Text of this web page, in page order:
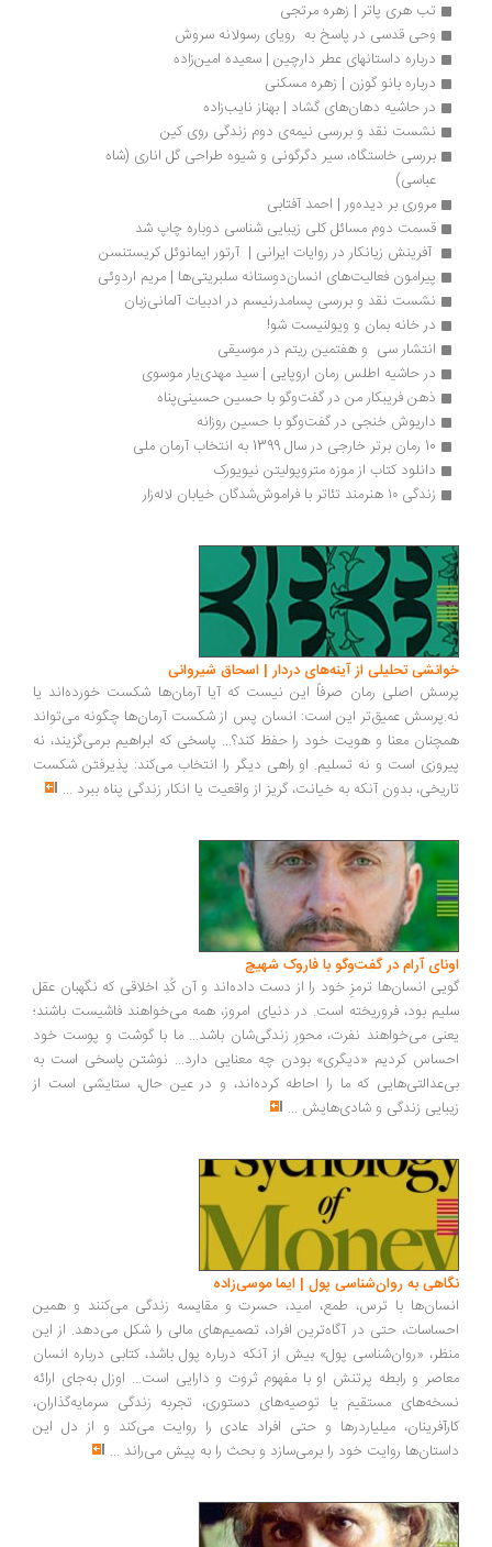
تب هری پاتر | زهره مرتجی
وحی قدسی در پاسخ به  رویای رسولانه سروش
درباره داستانهای عطر دارچین | سعیده امین‌زاده
درباره بانو گوزن | زهره مسکنی
در حاشیه دهان‌های گشاد | بهناز نایب‌زاده
نشست نقد و بررسی نیمه‌ی دوم زندگی روی کین
بررسی خاستگاه، سیر دگرگونی و شیوه طراحی گل اناری (شاه
مروری بر دیده‌ور | احمد آفتابی
قسمت دوم مسائل کلی زیبایی شناسی دوباره چاپ شد
آفرینش زیانکار در روایات ایرانی |  آرتور ایمانوئل کریستنسن
پیرامون فعالیت‌های انسان‌دوستانه سلبریتی‌ها | مریم اردوئی
نشست نقد و بررسی پسامدرنیسم در ادبیات آلمانی‌زبان
در خانه بمان و ویولنیست شو!
انتشار سی  و هفتمین ریتم در موسیقی
در حاشیه اطلس رمان اروپایی | سید مهدی‌یار موسوی
ذهن فریبکار من در گفت‌وگو با حسین حسینی‌پناه
داریوش خنجی در گفت‌وگو با حسین روزانه
دانلود کتاب از موزه متروپولیتن نیویورک
زندگی ۱۰ هنرمند تئاتر با فراموش‌شدگان خیابان لاله‌زار
تحلیلی از آینه‌های دردار | اسحاق شیروانی
اصلی رمان صرفاً این نیست که آیا آرمان‌ها شکست خورده‌اند یا
عمیق‌تر این است: انسان پس از شکست آرمان‌ها چگونه می‌تواند
معنا و هویت خود را حفظ کند؟... پاسخی که ابراهیم برمی‌گزیند، نه
است و نه تسلیم. او راهی دیگر را انتخاب می‌کند: پذیرفتن شکست
بدون آنکه به خیانت، گریز از واقعیت یا انکار زندگی پناه ببرد...
آرام در گفت‌وگو با فاروک شهیچ‭
انسان‌ها ترمزِ خود را از دست داده‌اند و آن کُدِ اخلاقی که نگهبان عقل
بود، فروریخته است. در دنیای امروز، همه می‌خواهند فاشیست باشند؛
می‌خواهند نفرت، محورِ زندگی‌شان باشد... ما با گوشت و پوست خود
کردیم «دیگری» بودن چه معنایی دارد... نوشتن پاسخی است به
که ما را احاطه کرده‌اند، و در عین حال، ستایشی است از
زندگی و شادی‌هایش...
به روان‌شناسی پول | ایما موسی‌زاده
با ترس، طمع، امید، حسرت و مقایسه زندگی می‌کنند و همین
حتی در آگاه‌ترین افراد، تصمیم‌های مالی را شکل می‌دهد. از این
«روان‌شناسی پول» بیش از آنکه درباره پول باشد، کتابی درباره انسان
و رابطه پرتنش او با مفهوم ثروت و دارایی است... اوزل به‌جای ارائه
مستقیم یا توصیه‌های دستوری، تجربه زندگی سرمایه‌گذاران،
میلیاردرها و حتی افراد عادی را روایت می‌کند و از دل این
روایت خود را برمی‌سازد و بحث را به پیش می‌راند ...